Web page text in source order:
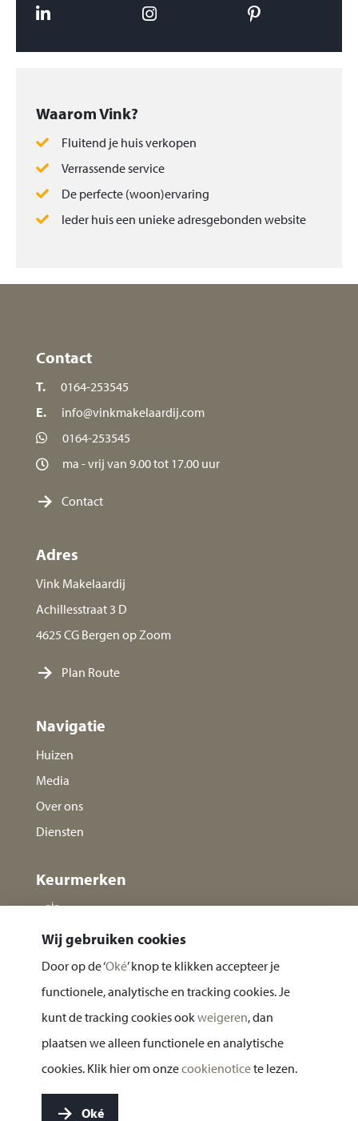
Waarom Vink?
Fluitend je huis verkopen
Verrassende service
De perfecte (woon)ervaring
Ieder huis een unieke adresgebonden website
Contact
T.
0164-253545
E.
info@vinkmakelaardij.com
0164-253545
ma - vrij van 9.00 tot 17.00 uur
Contact
Adres
Vink Makelaardij
Achillesstraat 3 D
4625 CG Bergen op Zoom
Plan Route
Navigatie
Huizen
Media
Over ons
Diensten
Keurmerken
Privacy statement
Wij gebruiken cookies
Door op de ‘Oké’ knop te klikken accepteer je
functionele, analytische en tracking cookies. Je
kunt de tracking cookies ookweigeren, dan
plaatsen we alleen functionele en analytische
cookies. Klik hier om onzecookienoticete lezen.
Oké